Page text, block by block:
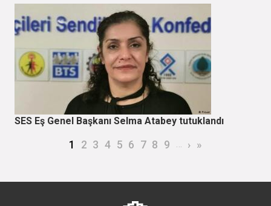
SES Eş Genel Başkanı Selma Atabey tutuklandı
Şu an kullanılan sayfa
1 Page
2 Page
3 Page
4 Page
5 Page
6 Page
7 Page
8 Page
9 … Sonraki sayfa
› Son sayfa
»